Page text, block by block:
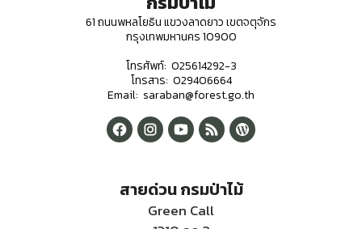
61 ถนนพหลโยธิน แขวงลาดยาว เขตจตุจักร
กรุงเทพมหานคร 10900
โทรศัพท์: 025614292-3
โทรสาร: 029406664
Email: saraban@forest.go.th
สายด่วน กรมป่าไม้
Green Call